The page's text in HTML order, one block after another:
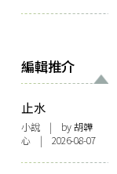
編輯推介
止水
小說 | by 胡韡
心 | 2026-08-07